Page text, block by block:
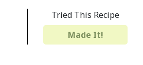
Tried This Recipe
Made It!